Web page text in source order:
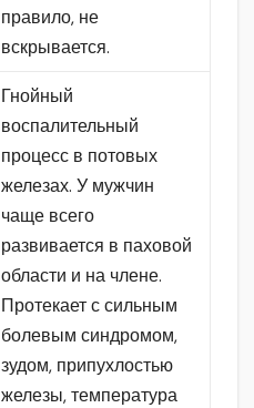
правило, не
вскрывается.
Гнойный
воспалительный
процесс в потовых
железах. У мужчин
чаще всего
развивается в паховой
области и на члене.
Протекает с сильным
болевым синдромом,
зудом, припухлостью
железы, температура